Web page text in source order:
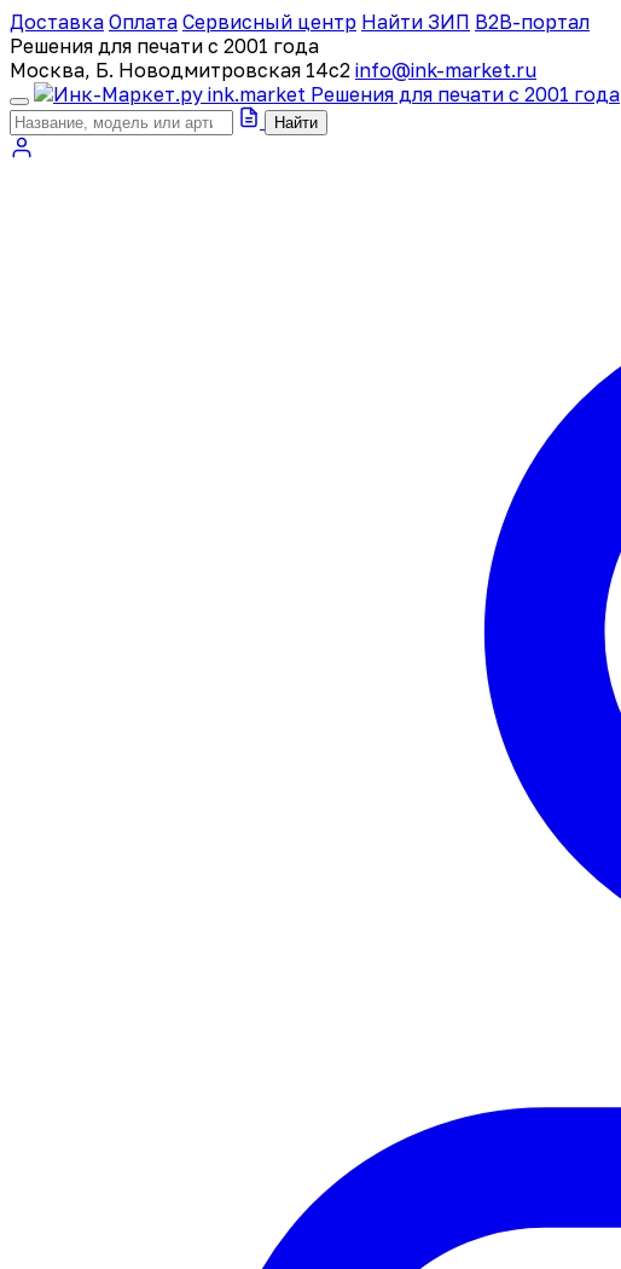
Доставка Оплата Сервисный центр Найти ЗИП B2B-портал
Решения для печати с 2001 года
Москва, Б. Новодмитровская 14с2 info@ink-market.ru
ink.market Решения для печати с 2001 года
Найти